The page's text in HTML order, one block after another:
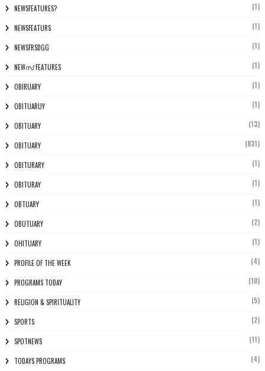
NEWSFEATURES? (1)
NEWSFEATURS (1)
NEWSFRSDGG (1)
NEWസ് FEATURES (1)
OBIRUARY (1)
OBITUARUY (1)
OBITUARY (13)
OBITUARY (831)
OBITURARY (1)
OBITURAY (1)
OBTUARY (1)
OBUTUARY (2)
OHITUARY (1)
PROFILE OF THE WEEK (4)
PROGRAMS TODAY (10)
RELIGION & SPIRITUALITY (5)
SPORTS (2)
SPOTNEWS (11)
TODAYS PROGRAMS (4)